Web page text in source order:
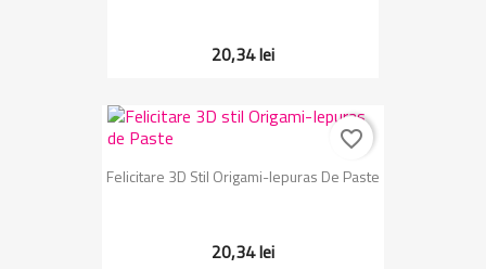
20,34 lei
Felicitare 3D Stil Origami-Iepuras De Paste
20,34 lei
favorite_border